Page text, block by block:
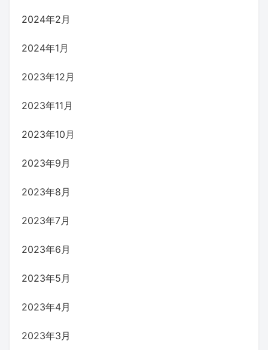
2024年2月
2024年1月
2023年12月
2023年11月
2023年10月
2023年9月
2023年8月
2023年7月
2023年6月
2023年5月
2023年4月
2023年3月